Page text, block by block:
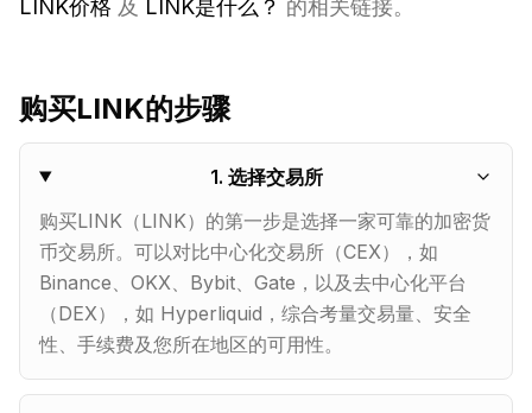
LINK价格 及 LINK是什么？ 的相关链接。
购买LINK的步骤
1. 选择交易所
购买LINK（LINK）的第一步是选择一家可靠的加密货
币交易所。可以对比中心化交易所（CEX），如
Binance、OKX、Bybit、Gate，以及去中心化平台
（DEX），如 Hyperliquid，综合考量交易量、安全
性、手续费及您所在地区的可用性。